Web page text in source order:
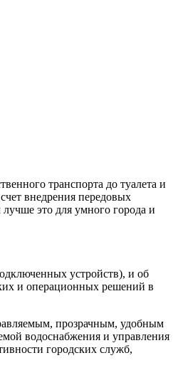
транспорта до туалета и
внедрения передовых
это для умного города и
устройств), и об
и операционных решений в
прозрачным, удобным
водоснабжения и управления
городских служб,